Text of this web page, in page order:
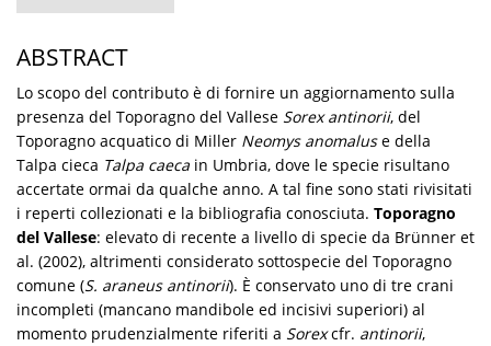
ABSTRACT
Lo scopo del contributo è di fornire un aggiornamento sulla
presenza del Toporagno del Vallese Sorex antinorii, del
Toporagno acquatico di Miller Neomys anomaluse della
Talpa cieca Talpa caeca in Umbria, dove le specie risultano
accertate ormai da qualche anno. A tal fine sono stati rivisitati
i reperti collezionati e la bibliografia conosciuta. Toporagno
del Vallese: elevato di recente a livello di specie da Brünner et
al. (2002), altrimenti considerato sottospecie del Toporagno
comune (S. araneus antinorii). È conservato uno di tre crani
incompleti (mancano mandibole ed incisivi superiori) al
momento prudenzialmente riferiti a Sorexcfr. antinorii,